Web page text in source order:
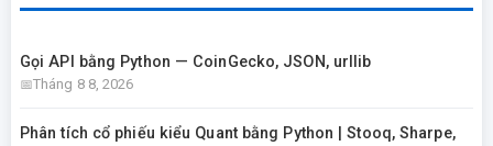
Gọi API bằng Python — CoinGecko, JSON, urllib
Tháng 8 8, 2026
Phân tích cổ phiếu kiểu Quant bằng Python | Stooq, Sharpe,